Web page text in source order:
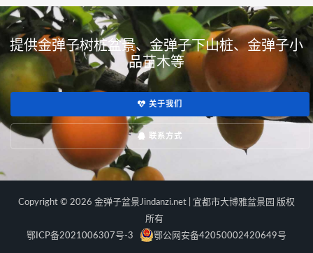
提供金弹子树桩盆景、金弹子下山桩、金弹子小
品苗木等
关于我们
联系方式
Copyright © 2026 金弹子盆景Jindanzi.net | 宜都市大博雅盆景园 版权
所有
鄂ICP备2021006307号-3
鄂公网安备42050002420649号